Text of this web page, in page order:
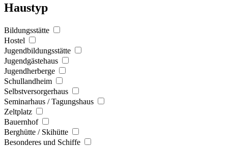
Haustyp
Bildungsstätte
Hostel
Jugendbildungsstätte
Jugendgästehaus
Jugendherberge
Schullandheim
Selbstversorgerhaus
Seminarhaus / Tagungshaus
Zeltplatz
Bauernhof
Berghütte / Skihütte
Besonderes und Schiffe